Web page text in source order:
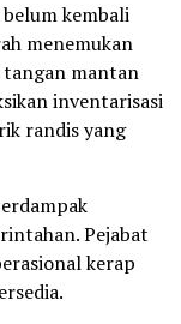
kembali
menemukan
tangan mantan
inventarisasi
randis yang
Pejabat
kerap